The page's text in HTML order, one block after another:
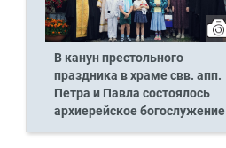
В канун престольного
праздника в храме свв. апп.
Петра и Павла состоялось
архиерейское богослужение